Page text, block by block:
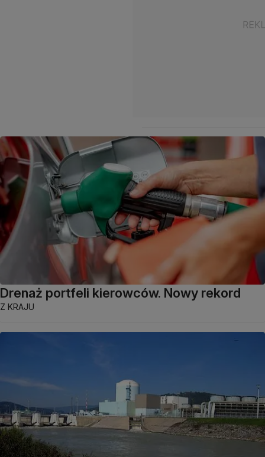
Drenaż portfeli kierowców. Nowy rekord
Z KRAJU